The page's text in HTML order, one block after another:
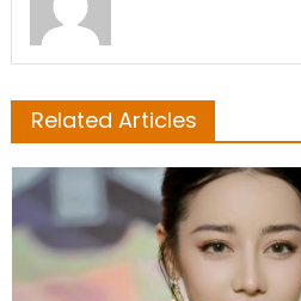
Related Articles